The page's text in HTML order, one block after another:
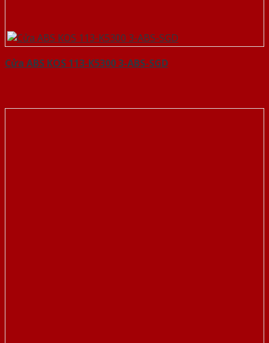
Cửa ABS KOS 113-K5300 3-ABS-SGD